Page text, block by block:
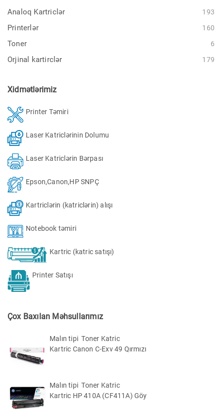
Analoq Kartriclər 193
Printerlər 160
Toner 6
Orjinal kartirclər 179
Xidmətlərimiz
Printer Təmiri
Laser Katriclərinin Dolumu
Laser Katriclərin Bərpası
Epson,Canon,HP SNPÇ
Kartriclərin (katriclərin) alışı
Notebook təmiri
Kartric (katric satışı)
Printer Satışı
Çox Baxılan Məhsullarımız
Malın tipi Toner Katric
Kartric Canon C-Exv 49 Qırmızı
Malın tipi Toner Katric
Kartric HP 410A (CF411A) Göy